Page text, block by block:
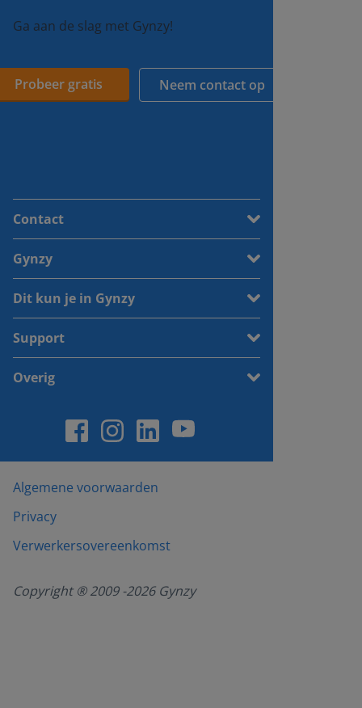
Ga aan de slag met Gynzy!
Probeer gratis Neem contact op
Contact
Gynzy
Dit kun je in Gynzy
Support
Overig
Algemene voorwaarden
Privacy
Verwerkersovereenkomst
Copyright ® 2009 -2026Gynzy